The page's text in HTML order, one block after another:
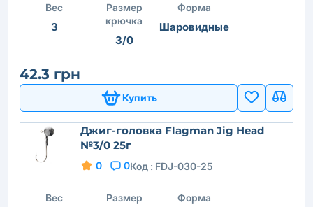
Вес
3
Размер
крючка
3/0
Форма
Шаровидные
42.3 грн
Купить
Джиг-головка Flagman Jig Head
№3/0 25г
0 0Код : FDJ-030-25
Вес
Размер
Форма